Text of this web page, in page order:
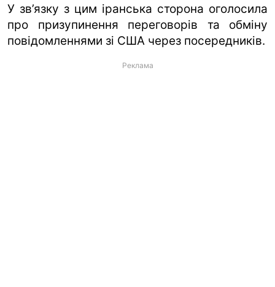
У зв’язку з цим іранська сторона оголосила
про призупинення переговорів та обміну
повідомленнями зі США через посередників.
Реклама